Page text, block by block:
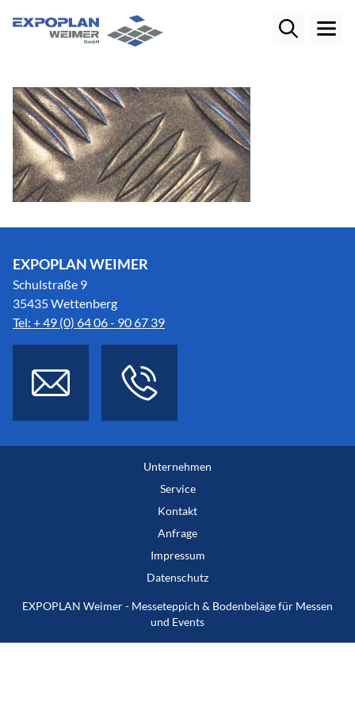
EXPOPLAN WEIMER
Schulstraße 9
35435 Wettenberg
Tel: + 49 (0) 64 06 - 90 67 39
Unternehmen
Service
Kontakt
Anfrage
Impressum
Datenschutz
EXPOPLAN Weimer - Messeteppich & Bodenbeläge für Messen
und Events